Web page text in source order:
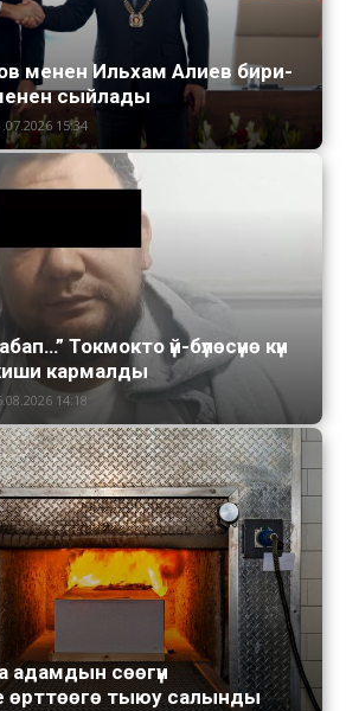
менен Ильхам Алиев бири-
сыйлады
15:34
Токмокто үй-бүлөсүнө күн
кармалды
14:18
адамдын сөөгүн
өрттөөгө тыюу салынды